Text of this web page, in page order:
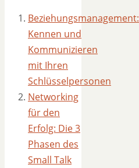
Beziehungsmanagement:
Kennen und
Kommunizieren
mit Ihren
Schlüsselpersonen
Networking
für den
Erfolg: Die 3
Phasen des
Small Talk